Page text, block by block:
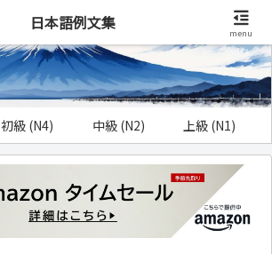
初級 (N4) 中級 (N2) 上級 (N1)
日本語例文集
menu